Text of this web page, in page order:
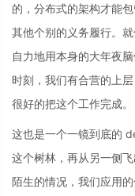
的，分布式的架构才能
其他个别的义务履行。
自力地用本身的大年夜
时刻，我们有合营的上
很好的把这个工作完成。
这也是一个一镜到底的
这个树林，再从另一侧
陌生的情况，我们应用